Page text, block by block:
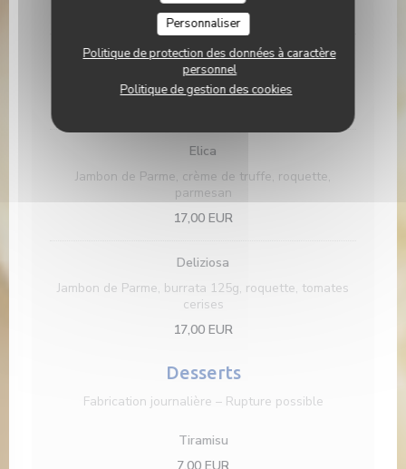
Personnaliser
Politique de protection des données à caractère
personnel
Politique de gestion des cookies
15,00 EUR
Bufala (végétarien)
Mozzarella di bufala, roquette, tomates cerises
Elica
Jambon de Parme, crème de truffe, roquette,
parmesan
17,00 EUR
Deliziosa
Jambon de Parme, burrata 125g, roquette, tomates
cerises
17,00 EUR
Desserts
Fabrication journalière – Rupture possible
Tiramisu